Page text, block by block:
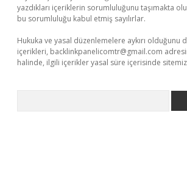
yazdıkları içeriklerin sorumluluğunu taşımakta
bu sorumluluğu kabul etmiş sayılırlar.
Hukuka ve yasal düzenlemelere aykırı olduğunu
içerikleri, backlinkpanelicomtr@gmail.com
halinde, ilgili içerikler yasal süre içerisinde